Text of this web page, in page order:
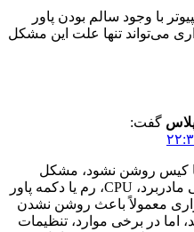
با وجود سالم بودن پاور
می‌تواند تنها علت این مشکل
گفت:
کیس روشن نشود، مشکل
می‌تواند ناشی از خرابی مادربرد، CPU، رم یا دکمه پاور
معمولاً باعث روشن نشدن
در برخی موارد، تنظیمات